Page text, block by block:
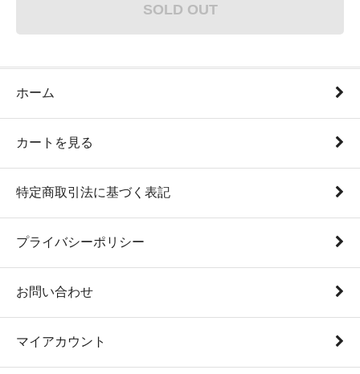
SOLD OUT
ホーム
カートを見る
特定商取引法に基づく表記
プライバシーポリシー
お問い合わせ
マイアカウント